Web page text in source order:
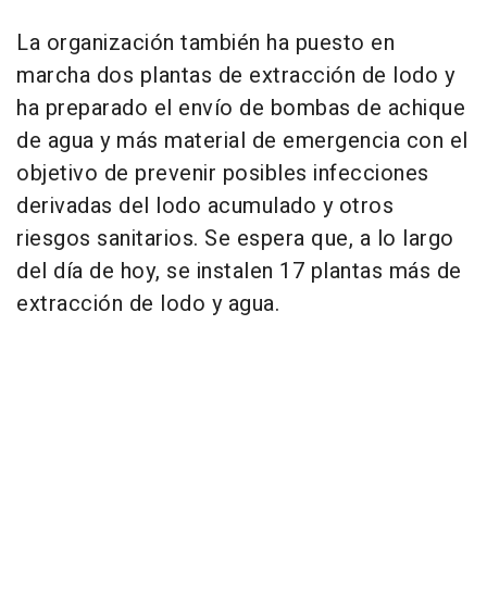
La organización también ha puesto en
marcha dos plantas de extracción de lodo y
ha preparado el envío de bombas de achique
de agua y más material de emergencia con el
objetivo de prevenir posibles infecciones
derivadas del lodo acumulado y otros
riesgos sanitarios. Se espera que, a lo largo
del día de hoy, se instalen 17 plantas más de
extracción de lodo y agua.